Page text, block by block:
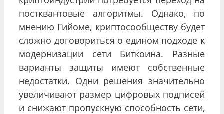
постквантовые алгоритмы. Однако, по
мнению Гийоме, криптосообществу будет
сложно договориться о едином подходе к
модернизации сети Биткоина. Разные
варианты защиты имеют собственные
недостатки. Одни решения значительно
увеличивают размер цифровых подписей
и снижают пропускную способность сети,